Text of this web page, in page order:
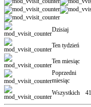
Dzisiaj
Ten tydzień
Ten miesiąc
Poprzedni
miesiąc
Wszystkich